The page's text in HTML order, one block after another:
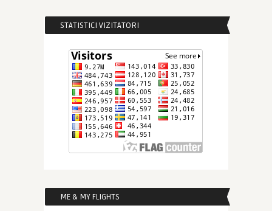
STATISTICI VIZITATORI
ME & MY FLIGHTS